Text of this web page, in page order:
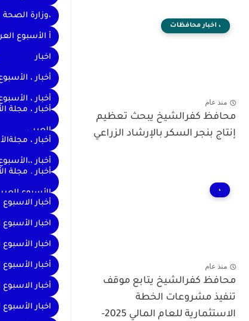
، اخبار محافظات
منذ عام
محافظ كفرالشيخ يبحث تعظيم
إنتاج بنجر السكر بالإرشاد الزراعي
،
منذ عام
محافظ كفرالشيخ يتابع موقف
تنفيذ مشروعات الخطة
الاستثمارية للعام المالي 2025-
،وزارة الصحة
أ الأسبوع
اخبار
أخبار ،
أخبار ،
أخبار ، مجلة
العربي
أخبار ،
أخبار
أخبار . مجلة
الأسبوع
أخبار الاسبوع
اخبار الأسبوع
اخبار
أخبار الأسبوع
أخبار الاسبوع
اخبار الأسبوع